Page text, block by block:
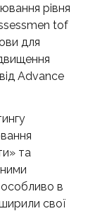
рівня
tof
для
Advance
та
особливо в
свої